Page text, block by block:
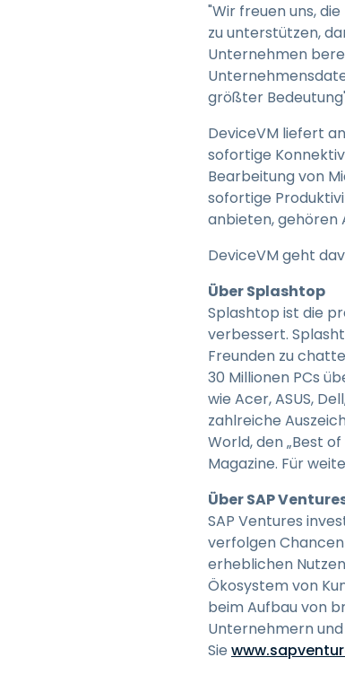
"Wir freuen uns,
zu unterstützen,
Unternehmen
größter
DeviceVM liefert
sofortige
Bearbeitung von
sofortige
anbieten, gehören
DeviceVM geht
Über Splashtop
Splashtop ist die
verbessert.
Freunden zu
30 Millionen PCs
wie Acer, ASUS,
zahlreiche
World, den „Best
Magazine. Für
Über SAP
SAP Ventures
verfolgen
erheblichen
Ökosystem von
beim Aufbau von
Unternehmern
Sie